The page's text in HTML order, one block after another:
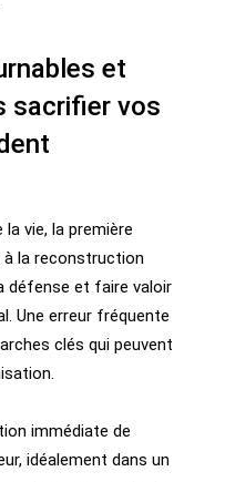
et
sacrifier vos
la vie, la première
la reconstruction
défense et faire valoir
Une erreur fréquente
clés qui peuvent
immédiate de
idéalement dans un